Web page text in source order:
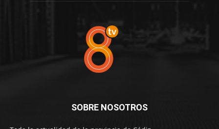
SOBRE NOSOTROS